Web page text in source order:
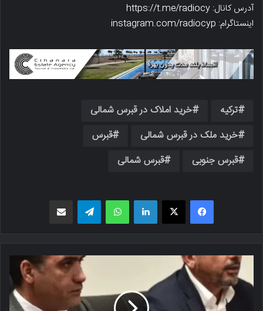
آدرس کانال: https://t.me/radiocy
اینستاگرام: instagram.com/radiocyp
ترکیه
خرید املاک در قبرس شمالی
خرید ملک در قبرس شمالی
قبرس
قبرس جنوبی
قبرس شمالی
فیسبوک X لینکدین واتس اپ